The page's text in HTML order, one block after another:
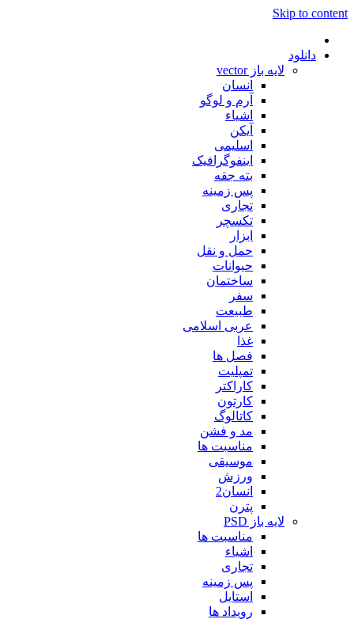
Skip to content
دانلود
لایه باز vector
انسان
آرم و لوگو
اشیاء
آیکن
اسلیمی
اینفوگرافیک
بته جقه
پس زمینه
تجاری
تکسچر
ابزار
حمل و نقل
حیوانات
ساختمان
سفر
طبیعت
عربی اسلامی
غذا
فصل ها
تمپلیت
کاراکتر
کارتون
کاتالوگ
مد و فشن
مناسبت ها
موسیقی
ورزش
انسان2
پترن
لایه باز PSD
مناسبت ها
اشیاء
تجاری
پس زمینه
استایل
رویداد ها